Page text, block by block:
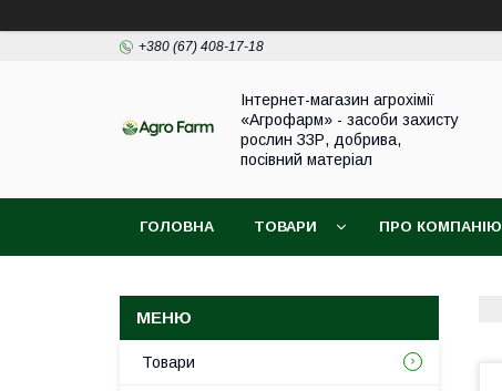
+380 (67) 408-17-18
Інтернет-магазин агрохімії
«Агрофарм» - засоби захисту
рослин ЗЗР, добрива,
посівний матеріал
ГОЛОВНА ТОВАРИ ПРО КОМПАНІЮ
Товари